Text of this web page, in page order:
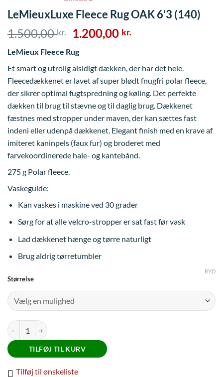
LeMieuxLuxe Fleece Rug OAK 6’3 (140)
1.500,00kr.
Den
oprindelige
pris
var:
1.500,00 kr..
1.200,00 kr.Den
er:
1.200,00 kr..
LeMieux Fleece Rug
Et smart og utrolig alsidigt dækken, der har det hele.
Fleecedækkenet er lavet af super blødt fnugfri polar fleece,
der sikrer optimal fugtspredning og køling. Det perfekte
dækken til brug til stævne og til daglig brug. Dækkenet
fæstnes med stropper under maven, der kan sættes fast
indeni eller udenpå dækkenet. Elegant finish med en krave af
imiteret kaninpels (faux fur) og broderet med
farvekoordinerede hale- og kantebånd.
275 g Polar fleece.
Vaskeguide:
Kan vaskes i maskine ved 30 grader
Sørg for at alle velcro-stropper er sat fast før vask
Lad dækkenet hænge og tørre naturligt
Brug aldrig tørretumbler
Størrelse
RYD
LeMieuxLuxe Fleece Rug OAK 6'3 (140) antal
TILFØJ TIL KURV
Tilføj til ønskeliste